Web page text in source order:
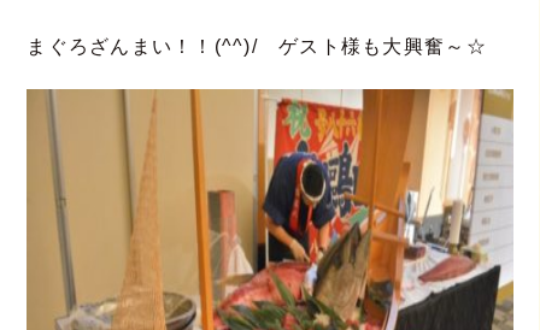
まぐろざんまい！！(^^)/ ゲスト様も大興奮～☆